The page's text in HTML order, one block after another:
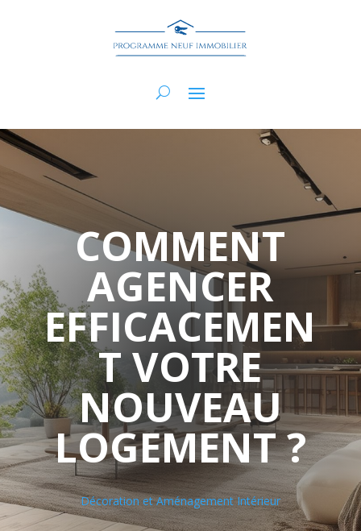
COMMENT
AGENCER
EFFICACEMEN
T VOTRE
NOUVEAU
LOGEMENT ?
Décoration et Aménagement Intérieur